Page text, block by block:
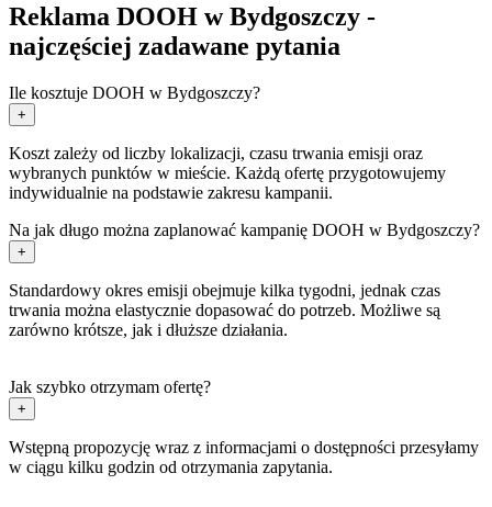
Reklama DOOH w Bydgoszczy -
najczęściej zadawane pytania
Ile kosztuje DOOH w Bydgoszczy?
+
Koszt zależy od liczby lokalizacji, czasu trwania emisji oraz
wybranych punktów w mieście. Każdą ofertę przygotowujemy
indywidualnie na podstawie zakresu kampanii.
Na jak długo można zaplanować kampanię DOOH w Bydgoszczy?
+
Standardowy okres emisji obejmuje kilka tygodni, jednak czas
trwania można elastycznie dopasować do potrzeb. Możliwe są
zarówno krótsze, jak i dłuższe działania.
Jak szybko otrzymam ofertę?
+
Wstępną propozycję wraz z informacjami o dostępności przesyłamy
w ciągu kilku godzin od otrzymania zapytania.